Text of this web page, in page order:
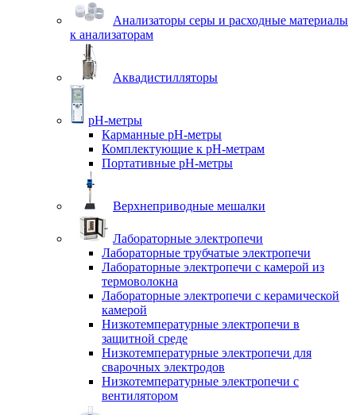
Анализаторы серы и расходные материалы
к анализаторам
Аквадистилляторы
pH-метры
Карманные pH-метры
Комплектующие к pH-метрам
Портативные pH-метры
Верхнеприводные мешалки
Лабораторные электропечи
Лабораторные трубчатые электропечи
Лабораторные электропечи с камерой из
термоволокна
Лабораторные электропечи с керамической
камерой
Низкотемпературные электропечи в
защитной среде
Низкотемпературные электропечи для
cварочных электродов
Низкотемпературные электропечи с
вентилятором